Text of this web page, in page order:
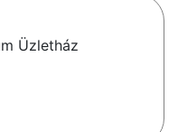
Üzletház